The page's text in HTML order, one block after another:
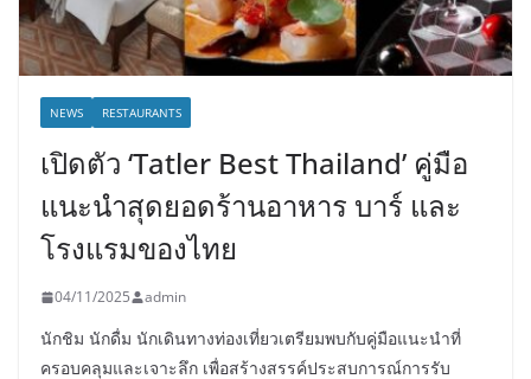
NEWS RESTAURANTS
เปิดตัว ‘Tatler Best Thailand’ คู่มือ
แนะนำสุดยอดร้านอาหาร บาร์ และ
โรงแรมของไทย
04/11/2025 admin
นักชิม นักดื่ม นักเดินทางท่องเที่ยวเตรียมพบกับคู่มือแนะนำที่
ครอบคลุมและเจาะลึก เพื่อสร้างสรรค์ประสบการณ์การรับ